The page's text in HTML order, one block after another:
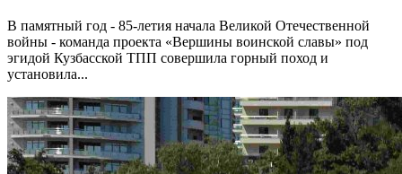
В памятный год - 85-летия начала Великой Отечественной
войны - команда проекта «Вершины воинской славы» под
эгидой Кузбасской ТПП совершила горный поход и
установила...